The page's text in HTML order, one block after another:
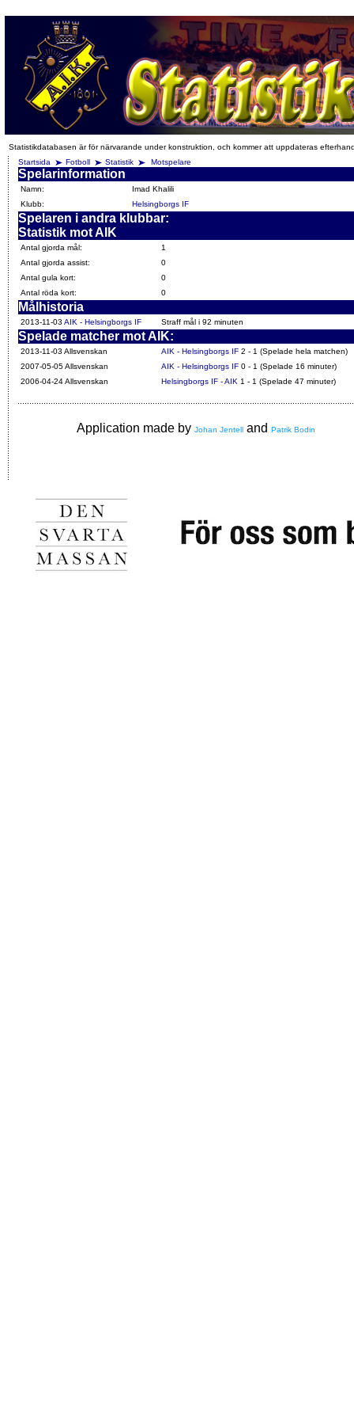
Statistikdatabasen är för närvarande under konstruktion, och kommer att uppdateras
Startsida
Fotboll Statistik Motspelare
Spelarinformation
Namn:
Imad Khalili
Klubb:
Helsingborgs IF
Spelaren i andra klubbar:
Statistik mot AIK
Antal gjorda mål:
1
Antal gjorda assist:
0
Antal gula kort:
0
Antal röda kort:
0
Målhistoria
2013-11-03 AIK - Helsingborgs IF Straff mål i 92 minuten
Spelade matcher mot AIK:
2013-11-03 Allsvenskan AIK - Helsingborgs IF 2 - 1 (Spelade hela matchen)
2007-05-05 Allsvenskan
AIK - Helsingborgs IF 0 - 1 (Spelade 16 minuter)
2006-04-24 Allsvenskan
Helsingborgs IF - AIK 1 - 1 (Spelade 47 minuter)
Application made by Johan Jentell and Patrik Bodin